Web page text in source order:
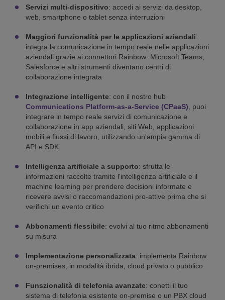
Servizi multi-dispositivo: accedi ai servizi da desktop,
web, smartphone o tablet senza interruzioni
Maggiori funzionalità per le applicazioni aziendali:
integra la comunicazione in tempo reale nelle applicazioni
aziendali grazie ai connettori Rainbow: Microsoft Teams,
Salesforce e altri strumenti diventano centri di
collaborazione integrata
Integrazione intelligente: con il nostro hub
Communications Platform-as-a-Service (CPaaS) , puoi
integrare in tempo reale servizi di comunicazione e
collaborazione in app aziendali, siti Web, applicazioni
mobili e flussi di lavoro, utilizzando un'ampia gamma di
API e SDK.
Intelligenza artificiale a supporto: sfrutta le
informazioni raccolte tramite l'intelligenza artificiale e il
machine learning per prendere decisioni informate e
ricevere avvisi o raccomandazioni pro-attive prima che si
verifichi un evento critico
Abbonamenti flessibile: evolvi al tuo ritmo abbonamenti
su misura
Implementazione personalizzata: implementa Rainbow
on-premises, in modalità ibrida, cloud privato o pubblico
Funszionalità di telefonia avanzate: conetti il tuo
sistema di telefonia esistente on-premise o un PBX cloud